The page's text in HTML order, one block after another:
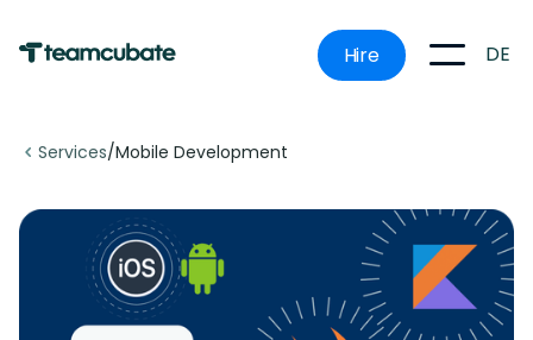
Hire DE
Services/Mobile Development